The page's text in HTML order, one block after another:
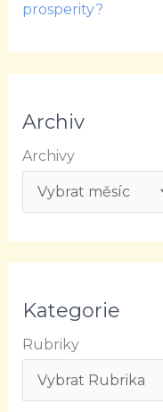
prosperity?
Archiv
Archivy
Kategorie
Rubriky